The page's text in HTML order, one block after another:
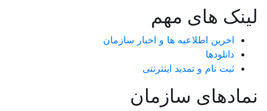
لینک های مهم
اخرین اطلاعیه ها و اخبار سازمان
دانلودها
ثبت نام و تمدید اینترنتی
نمادهای سازمان